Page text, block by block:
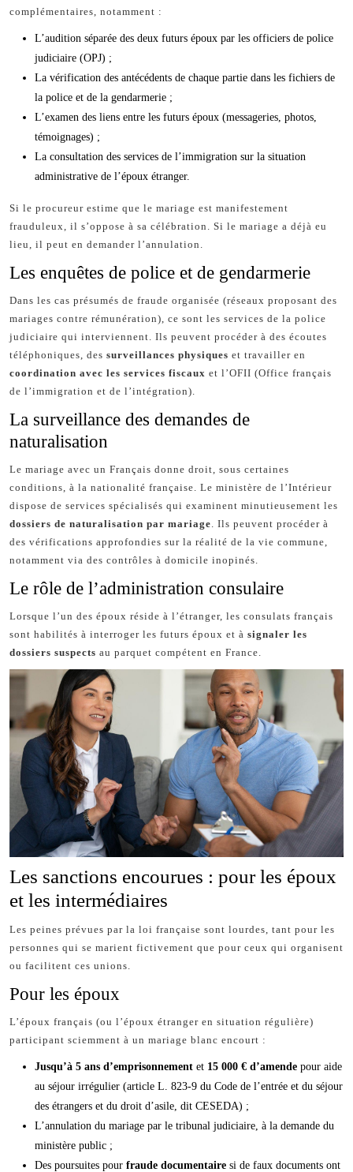
complémentaires, notamment :
L’audition séparée des deux futurs époux par les officiers de police
judiciaire (OPJ) ;
La vérification des antécédents de chaque partie dans les fichiers de
la police et de la gendarmerie ;
L’examen des liens entre les futurs époux (messageries, photos,
témoignages) ;
La consultation des services de l’immigration sur la situation
administrative de l’époux étranger.
Si le procureur estime que le mariage est manifestement
frauduleux, il s’oppose à sa célébration. Si le mariage a déjà eu
lieu, il peut en demander l’annulation.
Les enquêtes de police et de gendarmerie
Dans les cas présumés de fraude organisée (réseaux proposant des
mariages contre rémunération), ce sont les services de la police
judiciaire qui interviennent. Ils peuvent procéder à des écoutes
téléphoniques, des surveillances physiques et travailler en
coordination avec les services fiscaux et l’OFII (Office français
de l’immigration et de l’intégration).
La surveillance des demandes de
naturalisation
Le mariage avec un Français donne droit, sous certaines
conditions, à la nationalité française. Le ministère de l’Intérieur
dispose de services spécialisés qui examinent minutieusement les
dossiers de naturalisation par mariage . Ils peuvent procéder à
des vérifications approfondies sur la réalité de la vie commune,
notamment via des contrôles à domicile inopinés.
Le rôle de l’administration consulaire
Lorsque l’un des époux réside à l’étranger, les consulats français
sont habilités à interroger les futurs époux et à signaler les
dossiers suspects au parquet compétent en France.
Les sanctions encourues : pour les époux
et les intermédiaires
Les peines prévues par la loi française sont lourdes, tant pour les
personnes qui se marient fictivement que pour ceux qui organisent
ou facilitent ces unions.
Pour les époux
L’époux français (ou l’époux étranger en situation régulière)
participant sciemment à un mariage blanc encourt :
Jusqu’à 5 ans d’emprisonnement et 15 000 € d’amende pour aide
au séjour irrégulier (article L. 823-9 du Code de l’entrée et du séjour
des étrangers et du droit d’asile, dit CESEDA) ;
L’annulation du mariage par le tribunal judiciaire, à la demande du
ministère public ;
Des poursuites pour fraude documentaire si de faux documents ont